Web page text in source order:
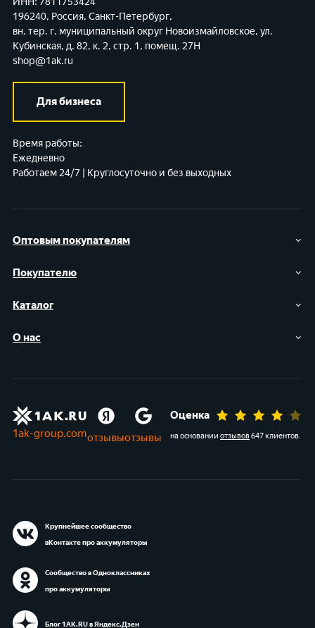
Оптовым покупателям
Покупателю
Каталог
О нас
196240, Россия, Санкт-Петербург,
вн. тер. г. муниципальный округ Новоизмайловское, ул.
Кубинская, д. 82, к. 2, стр. 1, помещ. 27Н
shop@1ak.ru
Для бизнеса
Время работы:
Ежедневно
Работаем 24/7 | Круглосуточно и без выходных
1ak-group.comотзывыотзывы
Оценка
на основании отзывов647 клиентов.
Крупнейшее сообщество
вКонтакте про аккумуляторы
Сообщество в Одноклассниках
про аккумуляторы
Блог 1АК.RU в Яндекс.Дзен